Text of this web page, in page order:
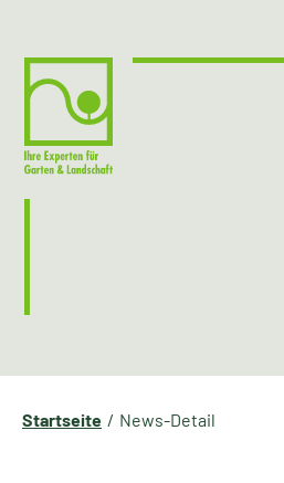
Startseite News-Detail